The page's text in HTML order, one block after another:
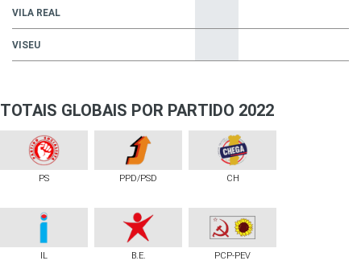
VILA REAL
VISEU
TOTAIS GLOBAIS POR PARTIDO 2022
PS PPD/PSD CH
IL B.E. PCP-PEV